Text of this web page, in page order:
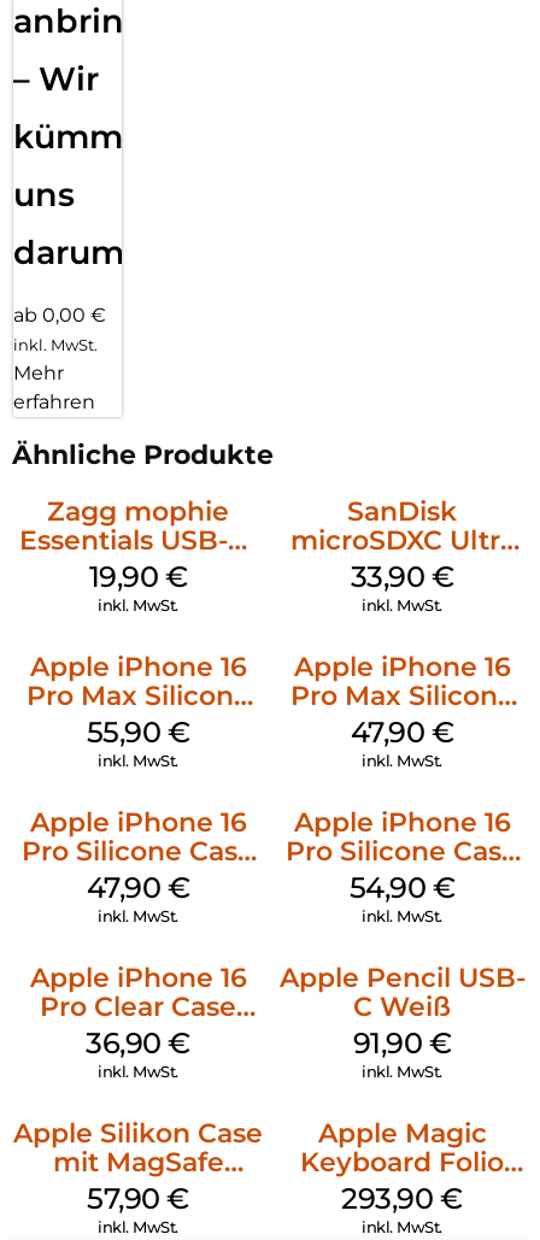
anbringen
– Wir
kümmern
uns
darum!
ab 0,00 €
inkl. MwSt.
Mehr
erfahren
Ähnliche Produkte
Zagg mophie
Essentials USB-C-
20W Charger PD
Weiß
19,90 €
inkl. MwSt.
SanDisk
microSDXC Ultra
128 GB + Adapter
Mobile
33,90 €
inkl. MwSt.
Apple iPhone 16
Pro Max Silicone
Case MagSafe
Stone Gray
55,90 €
inkl. MwSt.
Apple iPhone 16
Pro Max Silicone
Case MagSafe
Black
47,90 €
inkl. MwSt.
Apple iPhone 16
Pro Silicone Case
MagSafe Denim
47,90 €
inkl. MwSt.
Apple iPhone 16
Pro Silicone Case
MagSafe Black
54,90 €
inkl. MwSt.
Apple iPhone 16
Pro Clear Case
MagSafe
Transparent
36,90€
inkl. MwSt.
Apple Pencil USB-
C Weiß
91,90 €
inkl. MwSt.
Apple Silikon Case
mit MagSafe
iPhone 14 Pro
(PRODUCT)RED
57,90€
inkl. MwSt.
Apple Magic
Keyboard Folio
iPad 10.9″ (10.Gen.)
Weiß
293,90€
inkl. MwSt.